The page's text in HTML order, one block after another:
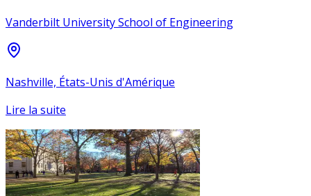
Vanderbilt University School of Engineering
Nashville, États-Unis d'Amérique
Lire la suite